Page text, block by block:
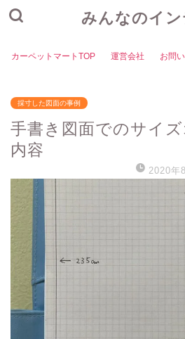
みんなのイ
カーペットマートTOP 運営会社 お問
採寸した図面の事例
手書き図面でのサイ
内容
2020年